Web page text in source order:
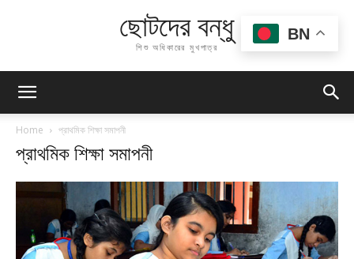
ছোটদের বন্ধু
শিশু অধিকারের মুখপাত্র
Home প্রাথমিক শিক্ষা সমাপনী
প্রাথমিক শিক্ষা সমাপনী
BN